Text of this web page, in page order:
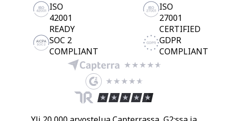
ISO
42001
READY
ISO
27001
CERTIFIED
SOC 2
COMPLIANT
GDPR
COMPLIANT